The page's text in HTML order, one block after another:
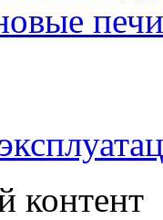
печи
контент